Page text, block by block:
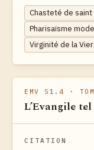
Chasteté de
Pharisaïsme
Virginité de la
EMV 51.4 ·
L’Evangile
CITATION